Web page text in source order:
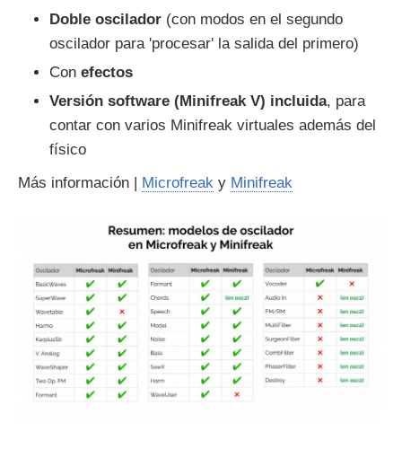
Doble oscilador (con modos en el segundo
oscilador para 'procesar' la salida del primero)
Con efectos
Versión software (Minifreak V) incluida, para
contar con varios Minifreak virtuales además del
físico
Más información | Microfreak y Minifreak